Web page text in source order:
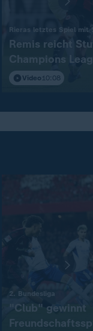
Rieras letztes Spiel mit
Remis reicht
Champions
Video 10:08
2. Bundesliga
"Club" gewinnt